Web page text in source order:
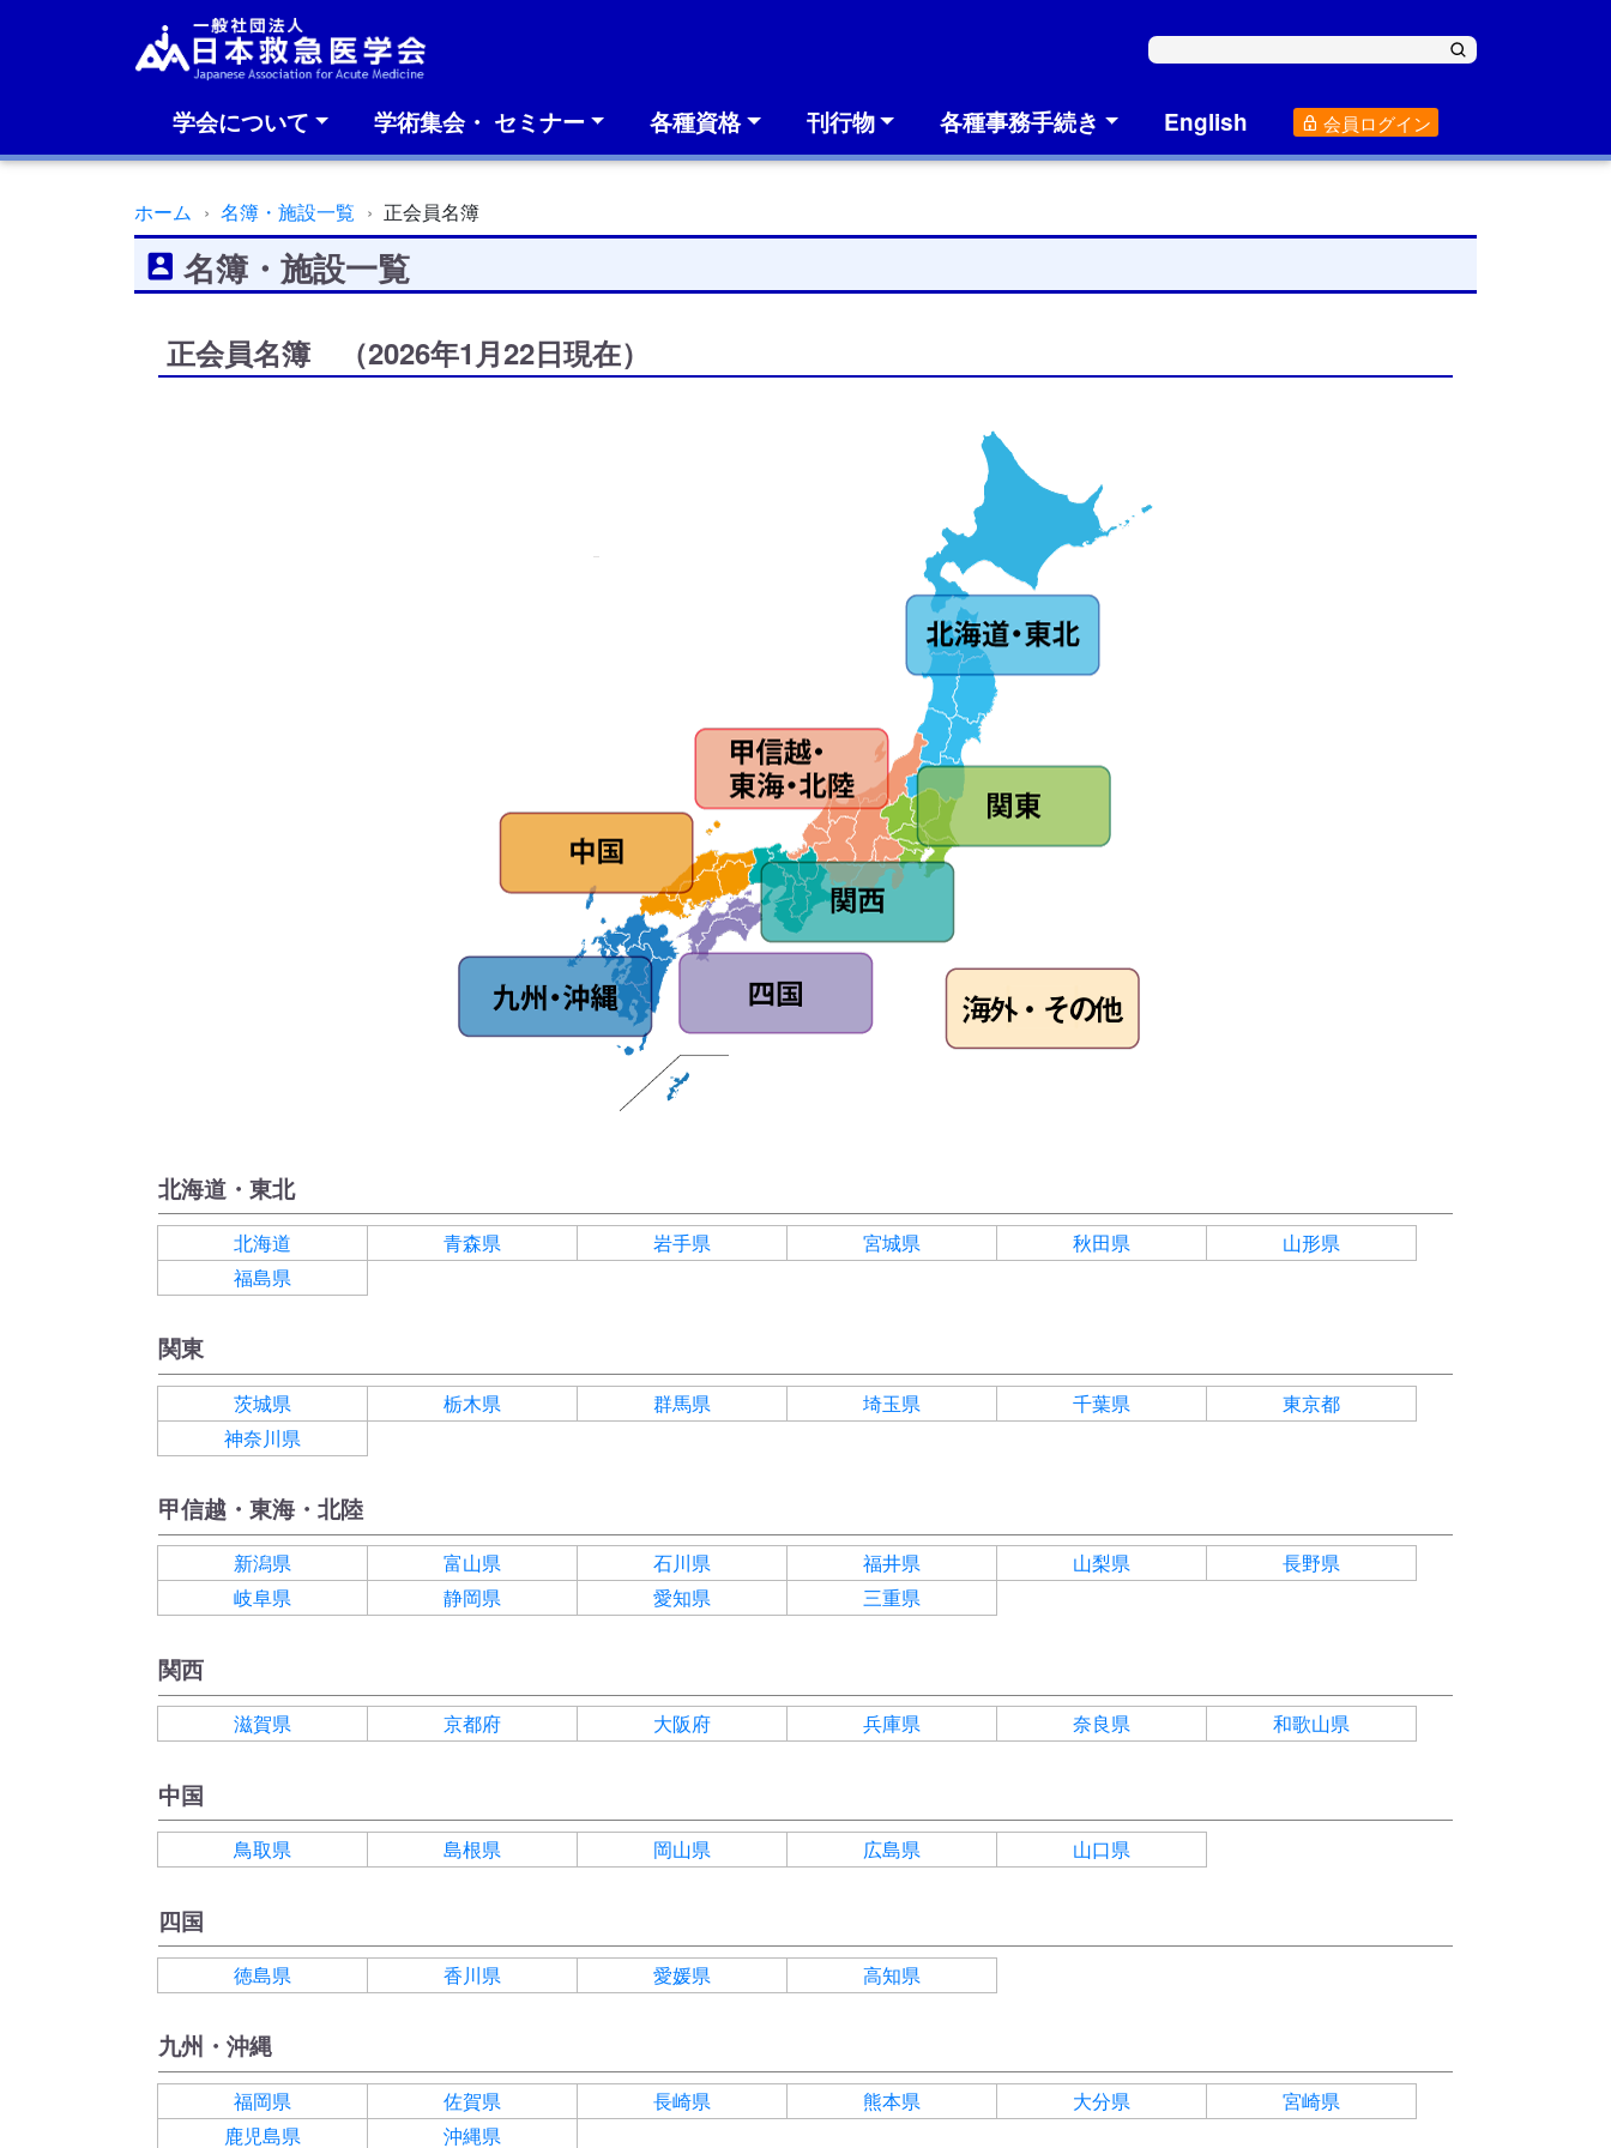
学会について 学術集会・ セミナー 各種資格 刊行物 各種事務手続き English 会員ログイン
ホーム 名簿・施設一覧 正会員名簿
名簿・施設一覧
正会員名簿 （2026年1月22日現在）
北海道・東北
北海道 青森県 岩手県 宮城県 秋田県
山形県
福島県
関東
茨城県 栃木県 群馬県 埼玉県 千葉県
東京都
神奈川県
甲信越・東海・北陸
新潟県 富山県 石川県 福井県 山梨県
長野県
岐阜県
静岡県 愛知県 三重県
関西
滋賀県 京都府 大阪府 兵庫県 奈良県 和歌山県
中国
鳥取県 島根県 岡山県 広島県 山口県
四国
徳島県 香川県 愛媛県 高知県
九州・沖縄
福岡県 佐賀県 長崎県 熊本県 大分県
宮崎県
鹿児島県
沖縄県